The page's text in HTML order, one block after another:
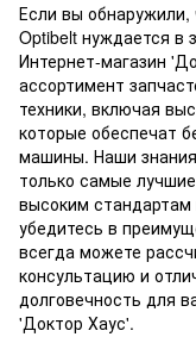
Если вы
Optibelt нуждается в
Интернет-магазин
ассортимент
техники, включая
которые обеспечат
машины. Наши
только самые
высоким стандартам
убедитесь в
всегда можете
консультацию и
долговечность для
'Доктор Хаус'.